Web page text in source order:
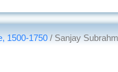
1500-1750 / Sanjay